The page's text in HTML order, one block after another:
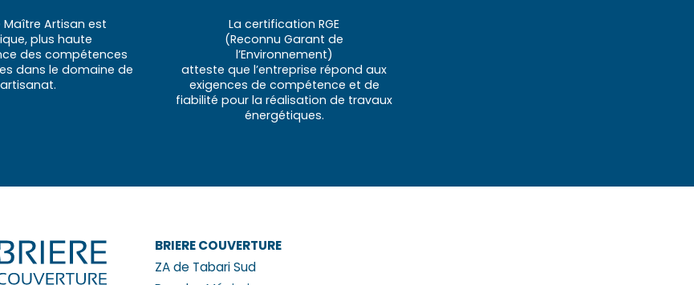
Maître Artisan est
plus haute
des compétences
dans le domaine de
La certification RGE
(Reconnu Garant de
l’Environnement)
atteste que l’entreprise répond aux
exigences de compétence et de
fiabilité pour la réalisation de travaux
énergétiques.
BRIERE COUVERTURE
ZA de Tabari Sud